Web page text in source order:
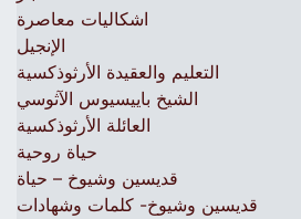
اشكاليات معاصرة
الإنجيل
التعليم والعقيدة الأرثوذكسية
الشيخ باييسيوس الآثوسي
العائلة الأرثوذكسية
حياة روحية
قديسين وشيوخ – حياة
قديسين وشيوخ- كلمات وشهادات